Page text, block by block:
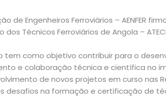
de Engenheiros Ferroviários – AENFER
dos Técnicos Ferroviários de Angola –
tem como objetivo contribuir para o
e colaboração técnica e científica no
de novos projetos em curso nas
desafios na formação e certificação de